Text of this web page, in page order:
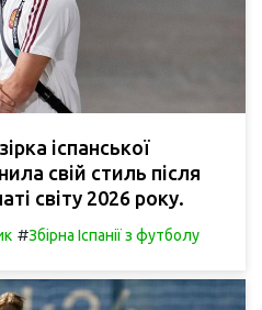
іспанської
свій стиль після
світу 2026 року.
#Збірна Іспанії з футболу